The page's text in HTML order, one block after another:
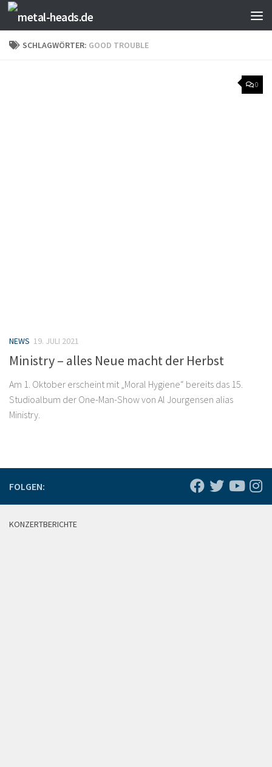
Zum Inhalt springen
SCHLAGWÖRTER: GOOD TROUBLE
0
NEWS 19. JULI 2021
Ministry – alles Neue macht der Herbst
Am 1. Oktober erscheint mit „Moral Hygiene“ bereits das 15.
Studioalbum der One-Man-Show von Al Jourgensen alias
Ministry.
FOLGEN:
KONZERTBERICHTE